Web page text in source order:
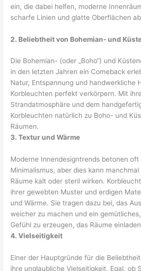
ein, die dabei helfen, moderne
scharfe Linien und glatte Oberflächen
2. Beliebtheit von Bohemian- und
Die Bohemian- (oder „Boho“) und
in den letzten Jahren ein Comeback
Natur, Entspannung und handwerkliche
Korbleuchten perfekt verkörpern. Mit
Strandatmosphäre und dem
Korbleuchten natürlich zu Boho- und
Räumen.
3. Textur und Wärme
Moderne Innendesigntrends betonen
Minimalismus, aber dies kann
Räume kalt oder steril wirken.
ihrer gewebten Muster und erdigen
und Wärme. Sie tragen dazu bei, das
weicher zu machen und ein
Gefühl zu erzeugen, das Räume
4. Vielseitigkeit
Einer der Hauptgründe für die
ihre unglaubliche Vielseitigkeit. Egal, ob